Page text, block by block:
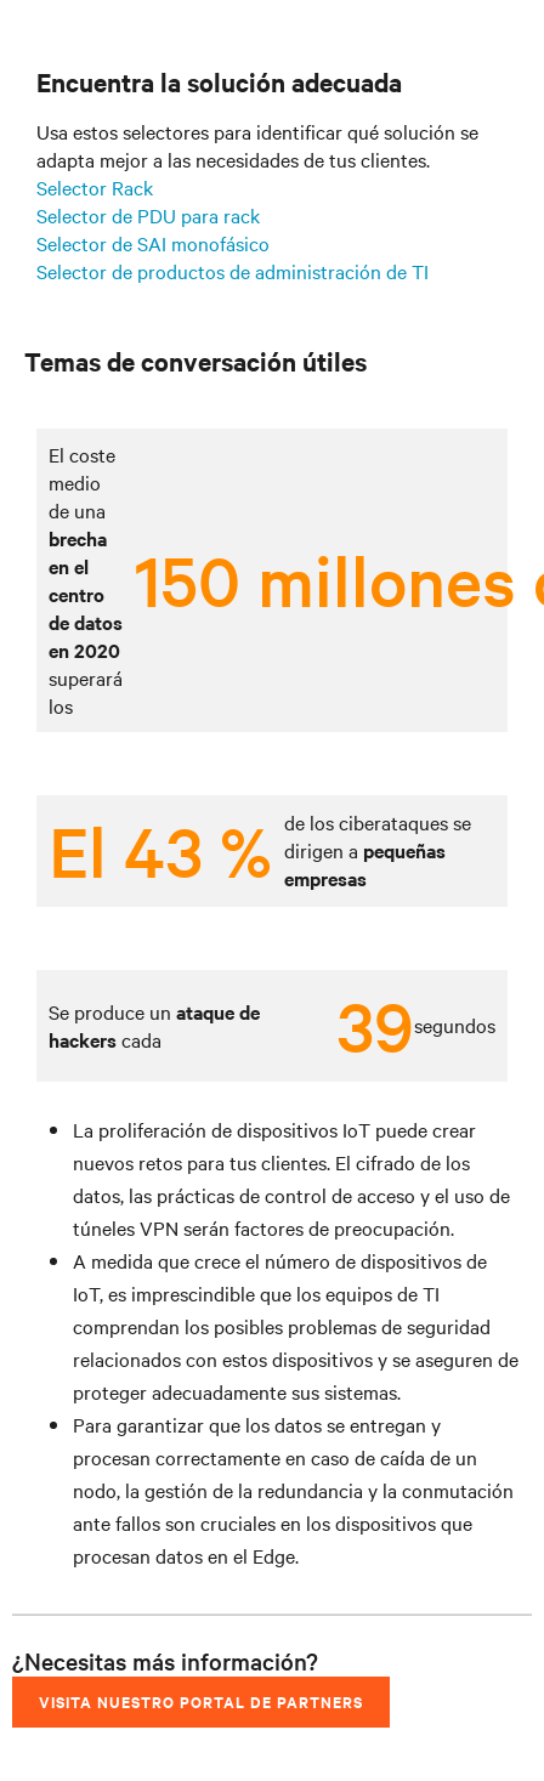
Encuentra la solución adecuada
Usa estos selectores para identificar qué solución se
adapta mejor a las necesidades de tus clientes.
Selector Rack
Selector de PDU para rack
Selector de SAI monofásico
Selector de productos de administración de TI
Temas de conversación útiles
El coste
medio
de una
brecha
en el
centro
de datos
en 2020
superará
los
150 millones
El 43 % de los ciberataques se
dirigen a pequeñas
empresas
Se produce un ataque de
hackerscada 39segundos
La proliferación de dispositivos IoT puede crear
nuevos retos para tus clientes. El cifrado de los
datos, las prácticas de control de acceso y el uso de
túneles VPN serán factores de preocupación.
A medida que crece el número de dispositivos de
IoT, es imprescindible que los equipos de TI
comprendan los posibles problemas de seguridad
relacionados con estos dispositivos y se aseguren de
proteger adecuadamente sus sistemas.
Para garantizar que los datos se entregan y
procesan correctamente en caso de caída de un
nodo, la gestión de la redundancia y la conmutación
ante fallos son cruciales en los dispositivos que
procesan datos en el Edge.
¿Necesitas más información?
VISITA NUESTRO PORTAL DE PARTNERS